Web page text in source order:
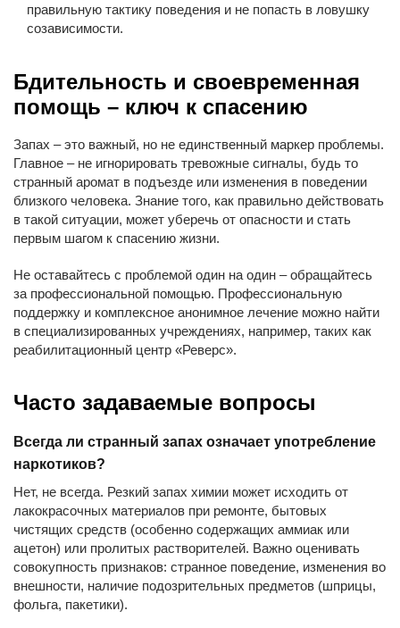
правильную тактику поведения и не попасть в ловушку
созависимости.
Бдительность и своевременная
помощь – ключ к спасению
Запах – это важный, но не единственный маркер проблемы.
Главное – не игнорировать тревожные сигналы, будь то
странный аромат в подъезде или изменения в поведении
близкого человека. Знание того, как правильно действовать
в такой ситуации, может уберечь от опасности и стать
первым шагом к спасению жизни.
Не оставайтесь с проблемой один на один – обращайтесь
за профессиональной помощью. Профессиональную
поддержку и комплексное анонимное лечение можно найти
в специализированных учреждениях, например, таких как
реабилитационный центр «Реверс».
Часто задаваемые вопросы
Всегда ли странный запах означает употребление
наркотиков?
Нет, не всегда. Резкий запах химии может исходить от
лакокрасочных материалов при ремонте, бытовых
чистящих средств (особенно содержащих аммиак или
ацетон) или пролитых растворителей. Важно оценивать
совокупность признаков: странное поведение, изменения во
внешности, наличие подозрительных предметов (шприцы,
фольга, пакетики).